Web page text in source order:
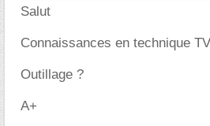
Salut
Connaissances en technique
Outillage ?
A+